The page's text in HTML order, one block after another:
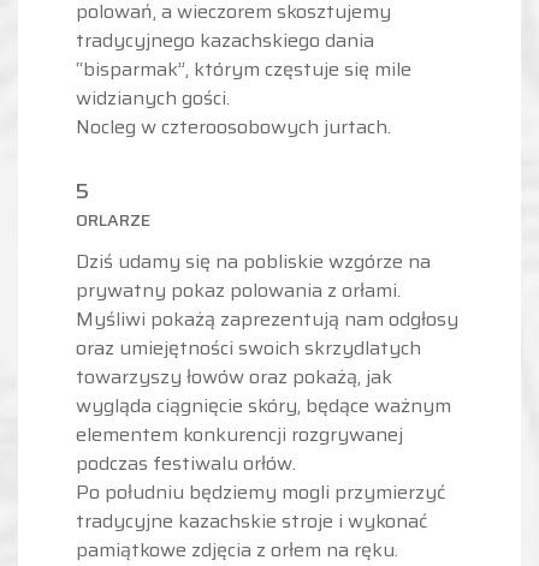
polowań, a wieczorem skosztujemy
tradycyjnego kazachskiego dania
“bisparmak”, którym częstuje się mile
widzianych gości.
Nocleg w czteroosobowych jurtach.
5
ORLARZE
Dziś udamy się na pobliskie wzgórze na
prywatny pokaz polowania z orłami.
Myśliwi pokażą zaprezentują nam odgłosy
oraz umiejętności swoich skrzydlatych
towarzyszy łowów oraz pokażą, jak
wygląda ciągnięcie skóry, będące ważnym
elementem konkurencji rozgrywanej
podczas festiwalu orłów.
Po południu będziemy mogli przymierzyć
tradycyjne kazachskie stroje i wykonać
pamiątkowe zdjęcia z orłem na ręku.